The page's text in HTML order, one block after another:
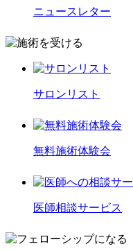
ニュースレター
サロンリスト
無料施術体験会
医師相談サービス